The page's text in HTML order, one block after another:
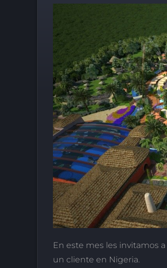
En este mes les invitamos
un cliente en Nigeria.